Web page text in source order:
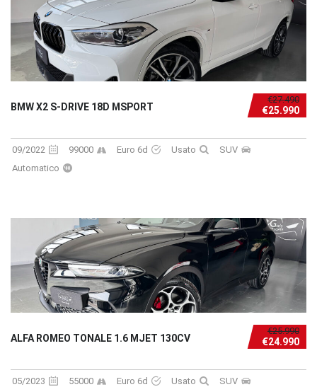
€27.490
€25.990
BMW X2 S-DRIVE 18D MSPORT
09/2022 99000 Euro 6d Usato
SUV
Automatico
€25.990
€24.990
ALFA ROMEO TONALE 1.6 MJET 130CV
05/2023 55000 Euro 6d Usato
SUV